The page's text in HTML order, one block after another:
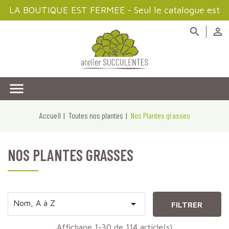
LA BOUTIQUE EST FERMEE - Seul le catalogue est
disponible à la consultation



Accueil Toutes nos plantes Nos Plantes grasses
NOS PLANTES GRASSES
Nom, A à Z  FILTRER
Affichage 1-30 de 114 article(s)